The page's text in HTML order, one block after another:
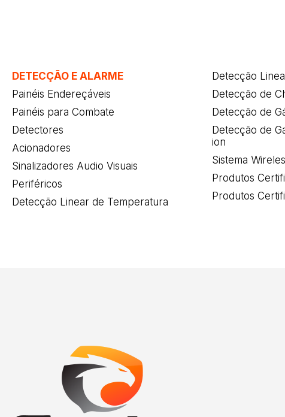
DETECÇÃO E ALARME
Painéis Endereçáveis
Painéis para Combate
Detectores
Acionadores
Sinalizadores Audio Visuais
Periféricos
Detecção Linear de Temperatura
Detecção
Detecção de
Detecção de
Detecção de
ion
Sistema
Produtos
Produtos